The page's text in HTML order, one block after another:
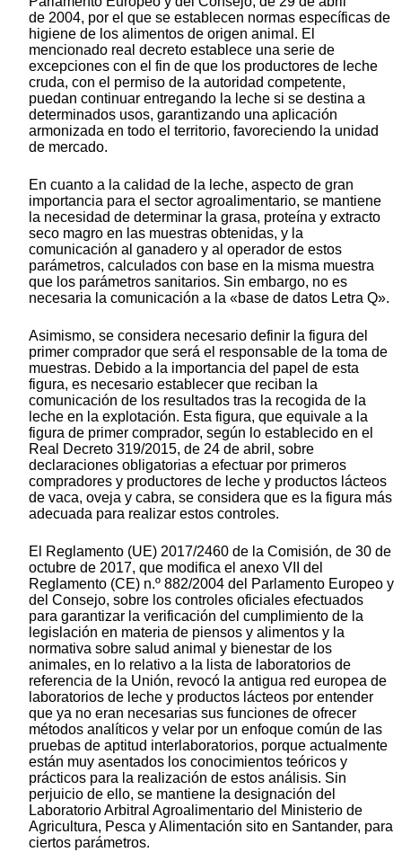
de 2004, por el que se establecen normas específicas de
higiene de los alimentos de origen animal. El
mencionado real decreto establece una serie de
excepciones con el fin de que los productores de leche
cruda, con el permiso de la autoridad competente,
puedan continuar entregando la leche si se destina a
determinados usos, garantizando una aplicación
armonizada en todo el territorio, favoreciendo la unidad
de mercado.
En cuanto a la calidad de la leche, aspecto de gran
importancia para el sector agroalimentario, se mantiene
la necesidad de determinar la grasa, proteína y extracto
seco magro en las muestras obtenidas, y la
comunicación al ganadero y al operador de estos
parámetros, calculados con base en la misma muestra
que los parámetros sanitarios. Sin embargo, no es
necesaria la comunicación a la «base de datos Letra Q».
Asimismo, se considera necesario definir la figura del
primer comprador que será el responsable de la toma de
muestras. Debido a la importancia del papel de esta
figura, es necesario establecer que reciban la
comunicación de los resultados tras la recogida de la
leche en la explotación. Esta figura, que equivale a la
figura de primer comprador, según lo establecido en el
Real Decreto 319/2015, de 24 de abril, sobre
declaraciones obligatorias a efectuar por primeros
compradores y productores de leche y productos lácteos
de vaca, oveja y cabra, se considera que es la figura más
adecuada para realizar estos controles.
El Reglamento (UE) 2017/2460 de la Comisión, de 30 de
octubre de 2017, que modifica el anexo VII del
Reglamento (CE) n.º 882/2004 del Parlamento Europeo y
del Consejo, sobre los controles oficiales efectuados
para garantizar la verificación del cumplimiento de la
legislación en materia de piensos y alimentos y la
normativa sobre salud animal y bienestar de los
animales, en lo relativo a la lista de laboratorios de
referencia de la Unión, revocó la antigua red europea de
laboratorios de leche y productos lácteos por entender
que ya no eran necesarias sus funciones de ofrecer
métodos analíticos y velar por un enfoque común de las
pruebas de aptitud interlaboratorios, porque actualmente
están muy asentados los conocimientos teóricos y
prácticos para la realización de estos análisis. Sin
perjuicio de ello, se mantiene la designación del
Laboratorio Arbitral Agroalimentario del Ministerio de
Agricultura, Pesca y Alimentación sito en Santander, para
ciertos parámetros.